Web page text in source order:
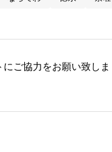
にご協力をお願い致しま